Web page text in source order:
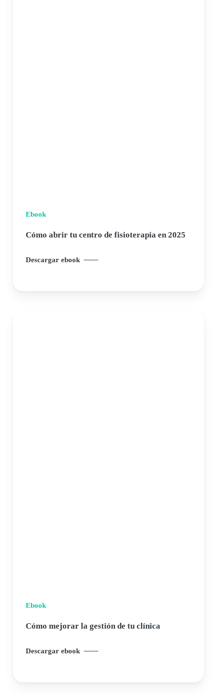
Ebook
Cómo abrir tu centro de fisioterapia en 2025
Descargar ebook
Ebook
Cómo mejorar la gestión de tu clínica
Descargar ebook